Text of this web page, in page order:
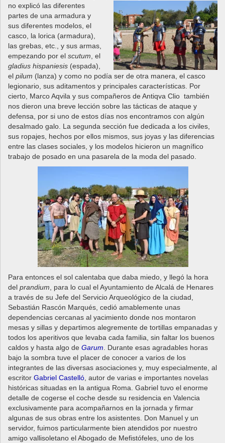
no explicó las diferentes
partes de una armadura y
sus diferentes modelos, el
casco, la lorica (armadura),
las grebas, etc., y sus armas,
empezando por el scutum , el
gladius hispaniesis (espada),
el pilum (lanza) y como no podía ser de otra manera, el casco
legionario, sus aditamentos y principales características. Por
cierto, Marco Aqvila y sus compañeros de Antiqva Clio también
nos dieron una breve lección sobre las tácticas de ataque y
defensa, por si uno de estos días nos encontramos con algún
desalmado galo. La segunda sección fue dedicada a los civiles,
sus ropajes, hechos por ellos mismos, sus joyas y las diferencias
entre las clases sociales, y los modelos hicieron un magnífico
trabajo de posado en una pasarela de la moda del pasado.
Para entonces el sol calentaba que daba miedo, y llegó la hora
del prandium , para lo cual el Ayuntamiento de Alcalá de Henares
a través de su Jefe del Servicio Arqueológico de la ciudad,
Sebastián Rascón Marqués, cedió amablemente unas
dependencias cercanas al yacimiento donde nos montaron
mesas y sillas y departimos alegremente de tortillas empanadas y
todos los aperitivos que levaba cada familia, sin faltar los buenos
caldos y hasta algo de Garum . Durante esas agradables horas
bajo la sombra tuve el placer de conocer a varios de los
integrantes de las diversas asociaciones y, muy especialmente, al
escritor Gabriel Castelló , autor de varias e importantes novelas
históricas situadas en la antigua Roma. Gabriel tuvo el enorme
detalle de cogerse el coche desde su residencia en Valencia
exclusivamente para acompañarnos en la jornada y firmar
algunas de sus obras entre los asistentes. Don Manuel y un
servidor, fuimos particularmente bien atendidos por nuestro
amigo vallisoletano el Abogado de Mefistófeles, uno de los